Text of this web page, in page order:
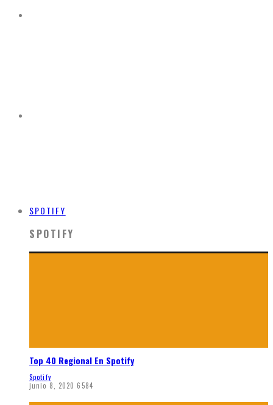
SPOTIFY
SPOTIFY
Top 40 Regional En Spotify
Spotify
junio 8, 2020 6584